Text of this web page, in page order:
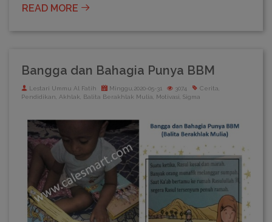
READ MORE
Bangga dan Bahagia Punya BBM
Lestari Ummu Al Fatih Minggu,2020-05-31 3074
Cerita,
Pendidikan, Akhlak, Balita Berakhlak Mulia, Motivasi, Sigma